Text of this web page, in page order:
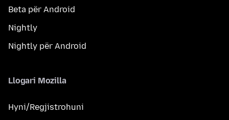
Beta për Android
Nightly
Nightly për Android
Llogari Mozilla
Hyni/Regjistrohuni